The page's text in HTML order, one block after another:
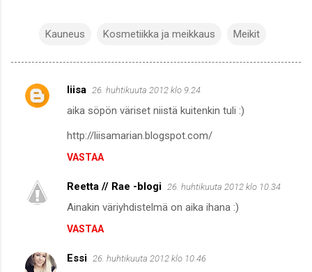
Kauneus Kosmetiikka ja meikkaus Meikit
K
n
liisa 26. huhtikuuta 2012 klo 9.24
aika söpön väriset niistä kuitenkin tuli :)
http://liisamarian.blogspot.com/
VASTAA
Reetta // Rae -blogi 26. huhtikuuta 2012 klo 10.34
Ainakin väriyhdistelmä on aika ihana :)
VASTAA
Essi 26. huhtikuuta 2012 klo 10.46